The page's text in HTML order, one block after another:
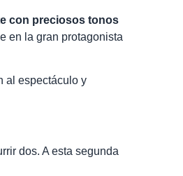
con preciosos tonos
en la gran protagonista
al espectáculo y
dos. A esta segunda